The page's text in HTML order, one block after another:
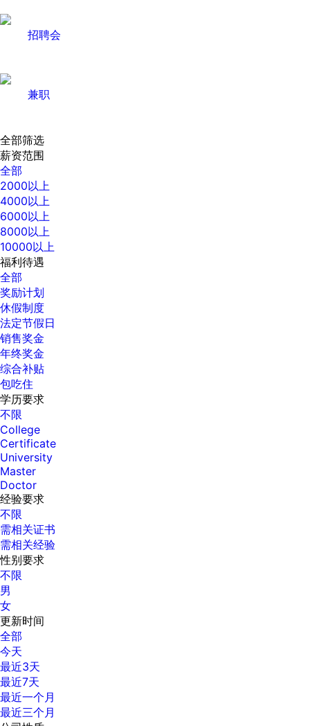
招聘会
兼职
全部筛选
薪资范围
全部
2000以上
4000以上
6000以上
8000以上
10000以上
福利待遇
全部
奖励计划
休假制度
法定节假日
销售奖金
年终奖金
综合补贴
包吃住
学历要求
不限
College
Certificate
University
Master
Doctor
经验要求
不限
需相关证书
需相关经验
性别要求
不限
男
女
更新时间
全部
今天
最近3天
最近7天
最近一个月
最近三个月